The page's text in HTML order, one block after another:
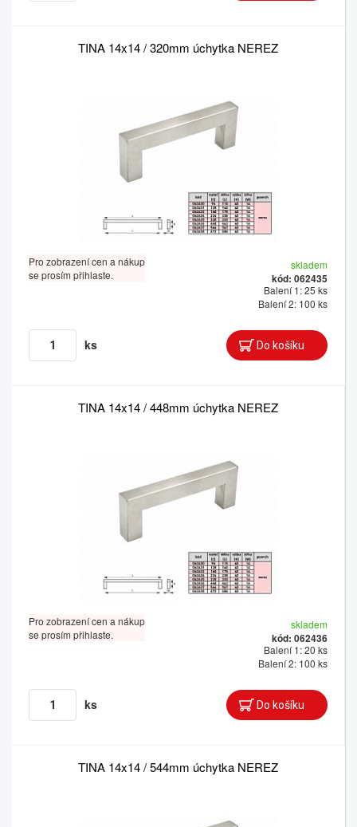
TINA 14x14 / 320mm úchytka NEREZ
Pro zobrazení cen a nákup
se prosím přihlaste.
skladem
kód: 062435
Balení 1: 25 ks
Balení 2: 100 ks
ks
TINA 14x14 / 448mm úchytka NEREZ
Pro zobrazení cen a nákup
se prosím přihlaste.
skladem
kód: 062436
Balení 1: 20 ks
Balení 2: 100 ks
ks
TINA 14x14 / 544mm úchytka NEREZ